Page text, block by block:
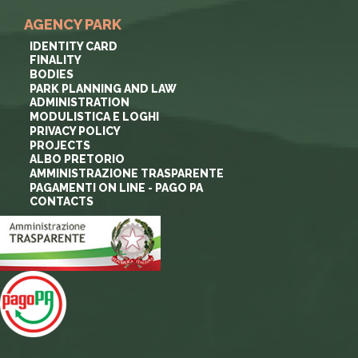
AGENCY PARK
IDENTITY CARD
FINALITY
BODIES
PARK PLANNING AND LAW
ADMINISTRATION
MODULISTICA E LOGHI
PRIVACY POLICY
PROJECTS
ALBO PRETORIO
AMMINISTRAZIONE TRASPARENTE
PAGAMENTI ON LINE - PAGO PA
CONTACTS